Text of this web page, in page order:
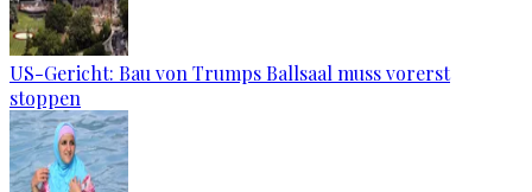
US-Gericht: Bau von Trumps Ballsaal muss vorerst
stoppen